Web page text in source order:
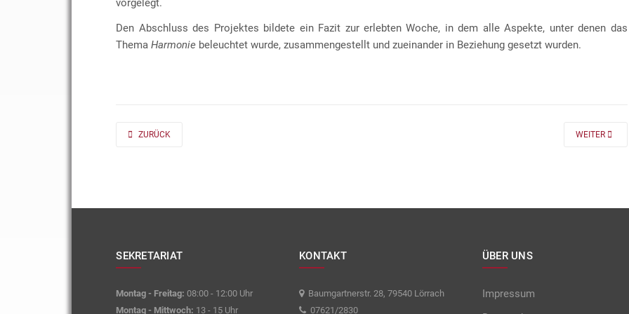
Den Abschluss des Projektes bildete ein Fazit zur erlebten Woche, in dem alle Aspekte, unter denen das
ThemaHarmonie beleuchtet wurde, zusammengestellt und zueinander in Beziehung gesetzt wurden.
PREVIOUS ARTICLE: AD FONTES 2019/20 „MASS“ FÜR DIE KLASSEN 7 UND 8
ZURÜCK NEXT
WEITER
SEKRETARIAT
Montag - Freitag: 08:00 - 12:00 Uhr
Montag - Mittwoch: 13 - 15 Uhr
KONTAKT
Baumgartnerstr. 28, 79540 Lörrach
07621/2830
ÜBER UNS
Impressum